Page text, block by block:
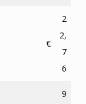
€
2
2,
7
6
9